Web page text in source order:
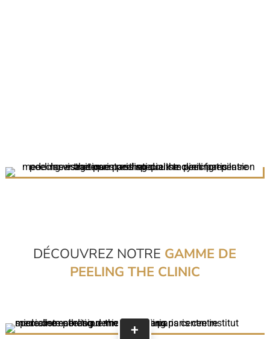
DÉCOUVREZ NOTRE GAMME DE
PEELING THE CLINIC
+